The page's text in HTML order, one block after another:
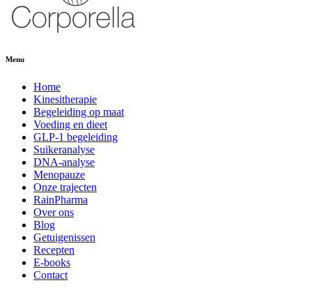
Menu
Home
Kinesitherapie
Begeleiding op maat
Voeding en dieet
GLP-1 begeleiding
Suikeranalyse
DNA-analyse
Menopauze
Onze trajecten
RainPharma
Over ons
Blog
Getuigenissen
Recepten
E-books
Contact